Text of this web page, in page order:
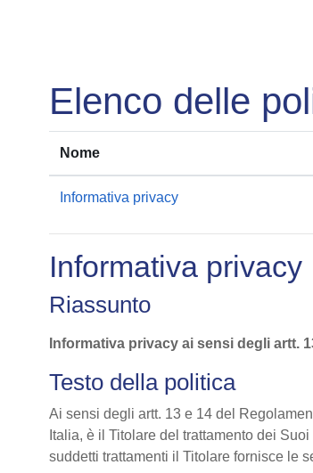
Elenco delle
Nome
Informativa privacy
Informativa privacy
Riassunto
Informativa privacy ai sensi degli artt.
Testo della politica
Ai sensi degli artt. 13 e 14 del
Italia, è il Titolare del trattamento dei
suddetti trattamenti il Titolare fornisce le